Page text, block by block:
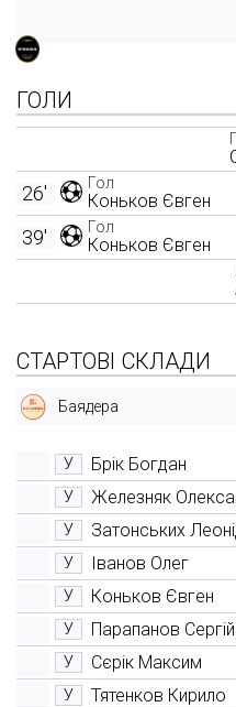
ГОЛИ
Гол
Коньков Євген
26'
Гол
Коньков Євген
39'
СТАРТОВІ СКЛАДИ
Баядера
У Брік Богдан
У Железняк
У Затонських
У Іванов Олег
У Коньков Євген
У Парапанов Сергій
У Сєрік Максим
У
Тятенков Кирило